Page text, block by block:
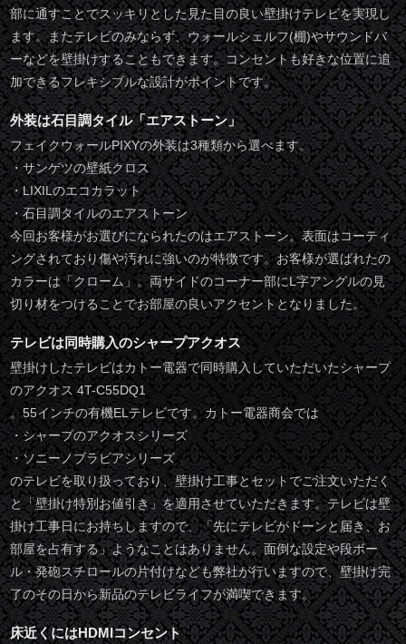
部に通すことでスッキリとした見た目の良い壁掛けテレビを実現し
ます。またテレビのみならず、ウォールシェルフ(棚)やサウンドバ
ーなどを壁掛けすることもできます。コンセントも好きな位置に追
加できるフレキシブルな設計がポイントです。
外装は石目調タイル「エアストーン」
フェイクウォールPIXYの外装は3種類から選べます。
・サンゲツの壁紙クロス
・LIXILのエコカラット
・石目調タイルのエアストーン
今回お客様がお選びになられたのはエアストーン。表面はコーティ
ングされており傷や汚れに強いのが特徴です。お客様が選ばれたの
カラーは「クローム」。両サイドのコーナー部にL字アングルの見
切り材をつけることでお部屋の良いアクセントとなりました。
テレビは同時購入のシャープアクオス
壁掛けしたテレビはカトー電器で同時購入していただいたシャープ
のアクオス 4T-C55DQ1
。55インチの有機ELテレビです。カトー電器商会では
・シャープのアクオスシリーズ
・ソニーノブラビアシリーズ
のテレビを取り扱っており、壁掛け工事とセットでご注文いただく
と「壁掛け特別お値引き」を適用させていただきます。テレビは壁
掛け工事日にお持ちしますので、「先にテレビがドーンと届き、お
部屋を占有する」ようなことはありません。面倒な設定や段ボー
ル・発砲スチロールの片付けなども弊社が行いますので、壁掛け完
了のその日から新品のテレビライフが満喫できます。
床近くにはHDMIコンセント